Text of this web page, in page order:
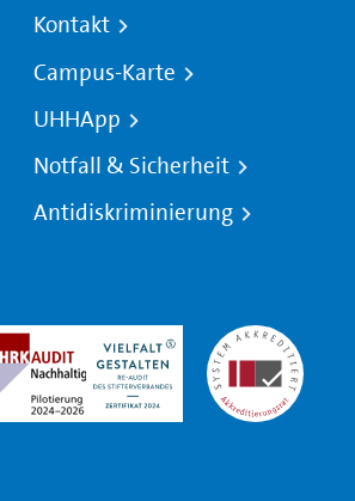
Kontakt
Campus-Karte
UHHApp
Notfall & Sicherheit
Antidiskriminierung